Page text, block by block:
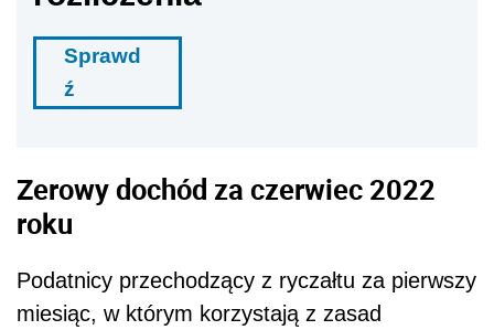
Sprawd
ź
Zerowy dochód za czerwiec 2022
roku
Podatnicy przechodzący z ryczałtu za pierwszy
miesiąc, w którym korzystają z zasad